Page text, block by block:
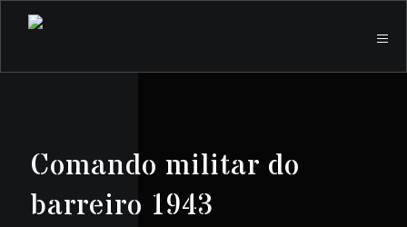
Comando militar do
barreiro 1943